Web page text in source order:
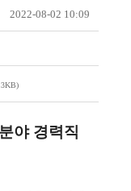
2022-08-02 10:09
야 경력직